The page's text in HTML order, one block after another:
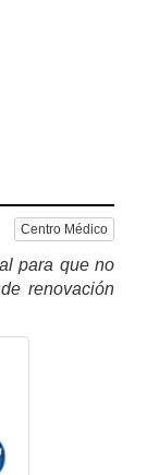
Centro Médico
para que no
renovación